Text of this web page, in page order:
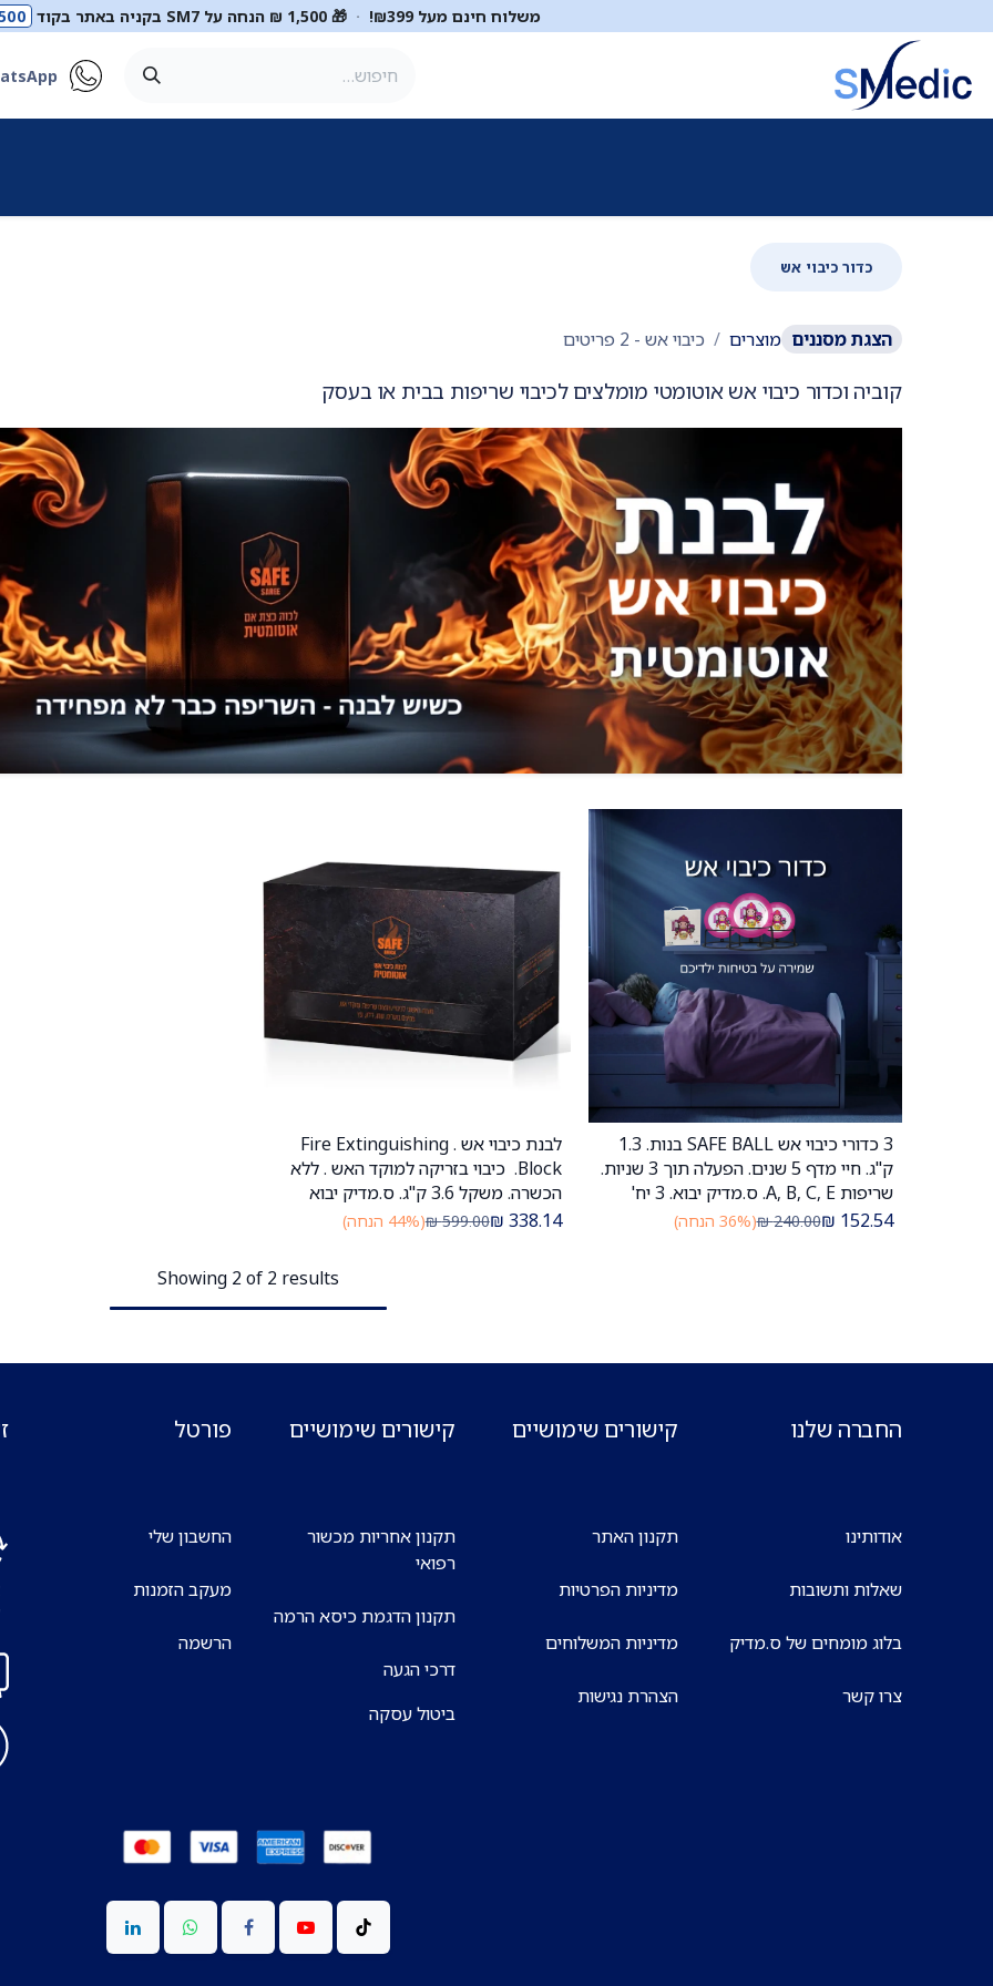
משלוח חינם מעל ₪399! · 🎁 1,500 ₪ הנחה על SM7 בקניה באתר בקוד
כדור כיבוי אש
הצגת מסננים מוצרים כיבוי אש - 2 פריטים
קוביה וכדור כיבוי אש אוטומטי מומלצים לכיבוי שריפות בבית או בעסק
הוספה לעגלה
3 כדורי כיבוי אש SAFE BALL בנות. 1.3
ק"ג. חיי מדף 5 שנים. הפעלה תוך 3 שניות.
שריפות A, B, C, E. ס.מדיק יבוא. 3 יח'
152.54
₪
240.00
₪(36% הנחה)
הוספה לעגלה
לבנת כיבוי אש . Fire Extinguishing
Block. כיבוי בזריקה למוקד האש . ללא
הכשרה. משקל 3.6 ק"ג. ס.מדיק יבוא
338.14
₪
599.00
₪(44% הנחה)
Showing 2 of 2 results
החברה שלנו
אודותינו
שאלות ותשובות
בלוג מומחים של ס.מדיק
צרו קשר
קישורים שימושיים
תקנון האתר
מדיניות הפרטיות
מדיניות המשלוחים
הצהרת נגישות
קישורים שימושיים
תקנון אחריות מכשור
רפואי
תקנון הדגמת כיסא הרמה
דרכי הגעה
ביטול עסקה
פורטל
החשבון שלי
מעקב הזמנות
הרשמה